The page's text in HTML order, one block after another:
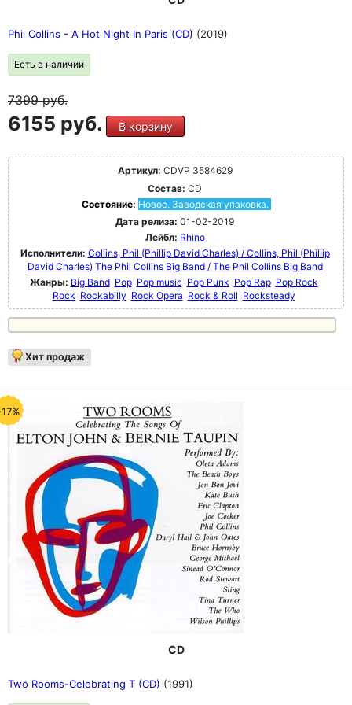
Phil Collins - A Hot Night In Paris (CD) (2019)
Есть в наличии
7399руб.
6155 руб. В корзину
Артикул: CDVP 3584629
Состав: CD
Состояние: Новое. Заводская упаковка.
Дата релиза: 01-02-2019
Лейбл: Rhino
Исполнители: Collins, Phil (Phillip David Charles) / Collins, Phil (Phillip
David Charles) The Phil Collins Big Band / The Phil Collins Big Band
Жанры: Big Band Pop Pop music Pop Punk Pop Rap Pop Rock
Rock Rockabilly Rock Opera Rock & Roll Rocksteady
Хит продаж
CD
Two Rooms-Celebrating T (CD) (1991)